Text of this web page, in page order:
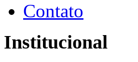
Contato
Institucional